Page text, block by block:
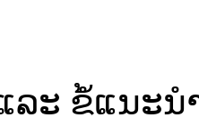
ລະ ຂໍ້ແນະ